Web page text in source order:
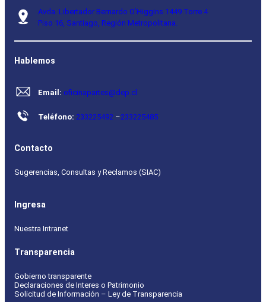
Avda. Libertador Bernardo O’Higgins 1449 Torre 4
Piso 16, Santiago, Región Metropolitana.
Hablemos
Email: oficinapartes@dep.cl
Teléfono: 233225492 –233225485
Contacto
Sugerencias, Consultas y Reclamos (SIAC)
Ingresa
Nuestra Intranet
Transparencia
Gobierno transparente
Declaraciones de Interes o Patrimonio
Solicitud de Información – Ley de Transparencia